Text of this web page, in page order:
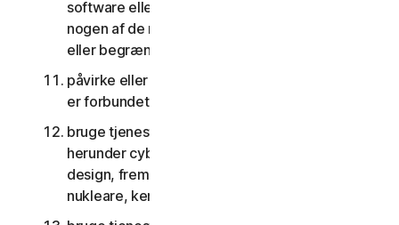
software eller tjenester eller forsøge at omgå
nogen af de måder, hvorpå vi beskytter imod
eller begrænser adgang til tjenesterne
påvirke eller forstyrre servere eller netværk, der
er forbundet til nogen tjenester
bruge tjenesterne til noget militært formål,
herunder cyberkrigsførelse, våbenudvikling,
design, fremstilling eller produktion af missiler,
nukleare, kemiske eller biologiske våben